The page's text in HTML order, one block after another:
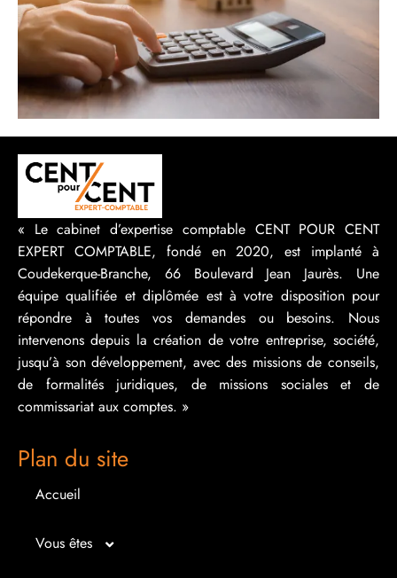
« Le cabinet d’expertise comptable CENT POUR CENT
EXPERT COMPTABLE, fondé en 2020, est implanté à
Coudekerque-Branche, 66 Boulevard Jean Jaurès. Une
équipe qualifiée et diplômée est à votre disposition pour
répondre à toutes vos demandes ou besoins. Nous
intervenons depuis la création de votre entreprise, société,
jusqu’à son développement, avec des missions de conseils,
de formalités juridiques, de missions sociales et de
commissariat aux comptes. »
Plan du site
Accueil
Vous êtes